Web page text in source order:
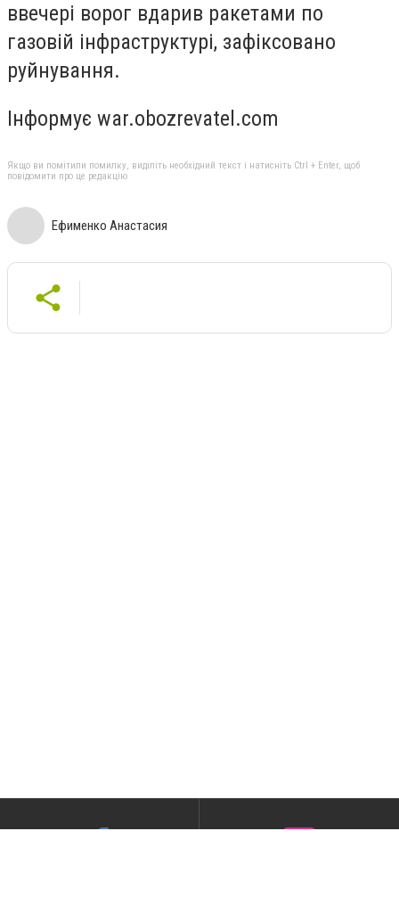
ввечері ворог вдарив ракетами по
газовій інфраструктурі, зафіксовано
руйнування.
Інформує war.obozrevatel.com
Якщо ви помітили помилку, виділіть необхідний текст і натисніть Ctrl + Enter, щоб
повідомити про це редакцію
Ефименко Анастасия